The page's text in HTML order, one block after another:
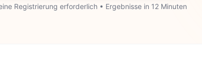
Registrierung erforderlich • Ergebnisse in 12 Minuten